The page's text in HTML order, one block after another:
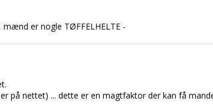
er nogle TØFFELHELTE -
på nettet) ... dette er en magtfaktor der kan få